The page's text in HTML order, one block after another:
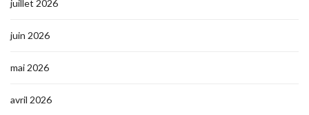
juillet 2026
juin 2026
mai 2026
avril 2026